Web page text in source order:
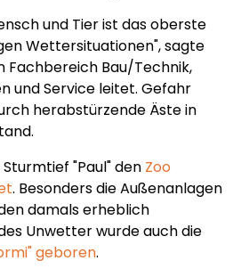
und Tier ist das oberste
Wettersituationen", sagte
Fachbereich Bau/Technik,
und Service leitet. Gefahr
herabstürzende Äste in
"Paul" den Zoo
. Besonders die Außenanlagen
damals erheblich
Unwetter wurde auch die
geboren.